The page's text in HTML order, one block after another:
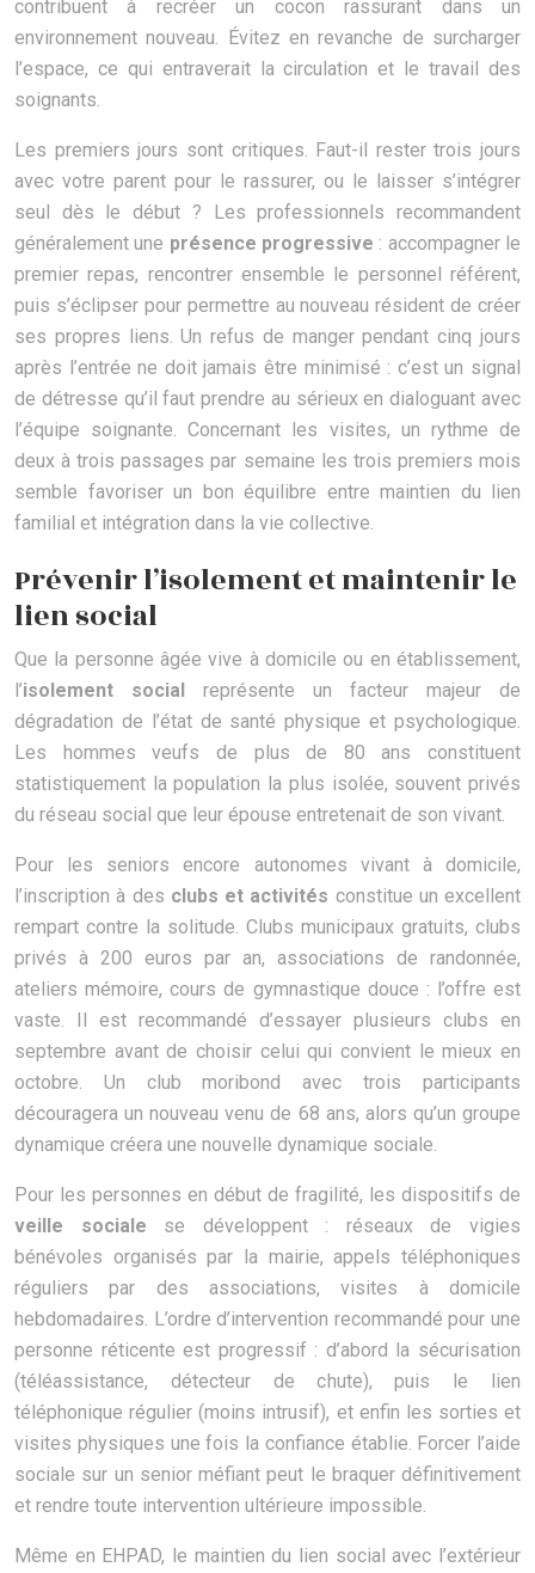
contribuent à recréer un cocon rassurant dans un
environnement nouveau. Évitez en revanche de surcharger
l’espace, ce qui entraverait la circulation et le travail des
soignants.
Les premiers jours sont critiques. Faut-il rester trois jours
avec votre parent pour le rassurer, ou le laisser s’intégrer
seul dès le début ? Les professionnels recommandent
généralement une présence progressive : accompagner le
premier repas, rencontrer ensemble le personnel référent,
puis s’éclipser pour permettre au nouveau résident de créer
ses propres liens. Un refus de manger pendant cinq jours
après l’entrée ne doit jamais être minimisé : c’est un signal
de détresse qu’il faut prendre au sérieux en dialoguant avec
l’équipe soignante. Concernant les visites, un rythme de
deux à trois passages par semaine les trois premiers mois
semble favoriser un bon équilibre entre maintien du lien
familial et intégration dans la vie collective.
Prévenir l’isolement et maintenir le
lien social
Que la personne âgée vive à domicile ou en établissement,
l’isolement social représente un facteur majeur de
dégradation de l’état de santé physique et psychologique.
Les hommes veufs de plus de 80 ans constituent
statistiquement la population la plus isolée, souvent privés
du réseau social que leur épouse entretenait de son vivant.
Pour les seniors encore autonomes vivant à domicile,
l’inscription à des clubs et activités constitue un excellent
rempart contre la solitude. Clubs municipaux gratuits, clubs
privés à 200 euros par an, associations de randonnée,
ateliers mémoire, cours de gymnastique douce : l’offre est
vaste. Il est recommandé d’essayer plusieurs clubs en
septembre avant de choisir celui qui convient le mieux en
octobre. Un club moribond avec trois participants
découragera un nouveau venu de 68 ans, alors qu’un groupe
dynamique créera une nouvelle dynamique sociale.
Pour les personnes en début de fragilité, les dispositifs de
veille sociale se développent : réseaux de vigies
bénévoles organisés par la mairie, appels téléphoniques
réguliers par des associations, visites à domicile
hebdomadaires. L’ordre d’intervention recommandé pour une
personne réticente est progressif : d’abord la sécurisation
(téléassistance, détecteur de chute), puis le lien
téléphonique régulier (moins intrusif), et enfin les sorties et
visites physiques une fois la confiance établie. Forcer l’aide
sociale sur un senior méfiant peut le braquer définitivement
et rendre toute intervention ultérieure impossible.
Même en EHPAD, le maintien du lien social avec l’extérieur